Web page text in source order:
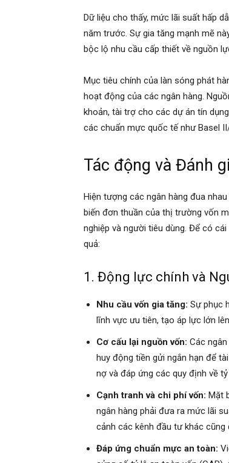
Dữ liệu cho thấy, mức lãi suất hấp
năm trước. Sự gia tăng mạnh mẽ
bộc lộ nhu cầu cấp thiết về nguồn
Mục tiêu chính của làn sóng phát
hoạt động của các ngân hàng.
khoản, tài trợ cho các dự án tín
các chuẩn mực quốc tế như Basel
Tác động và Đánh
Hiện tượng các ngân hàng đua
biến đơn thuần của thị trường vốn
nghiệp và người tiêu dùng. Để có
quả:
1. Động lực chính và
Nhu cầu vốn gia tăng: Sự phục
lĩnh vực ưu tiên, tạo áp lực lớn
Cơ cấu lại nguồn vốn: Các
huy động tiền gửi ngắn hạn để
nợ và đáp ứng các quy định về
Cạnh tranh và chi phí vốn: Mặt
ngân hàng phải đưa ra mức lãi
cảnh các kênh đầu tư khác
Đáp ứng chuẩn mực an toàn: